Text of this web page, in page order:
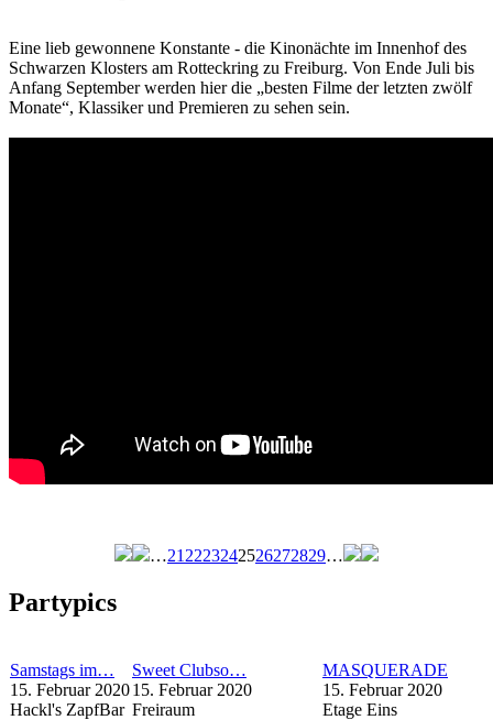
Eine lieb gewonnene Konstante - die Kinonächte im Innenhof des
Schwarzen Klosters am Rotteckring zu Freiburg. Von Ende Juli bis
Anfang September werden hier die „besten Filme der letzten zwölf
Monate“, Klassiker und Premieren zu sehen sein.
…21 2223242526272829…
Partypics
Samstags im…
15. Februar 2020
Hackl's ZapfBar
Sweet Clubso…
15. Februar 2020
Freiraum
MASQUERADE
15. Februar 2020
Etage Eins